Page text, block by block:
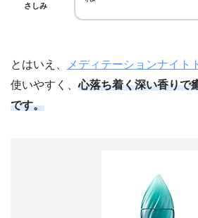
さしみ
とはいえ、 メディテーションナイト
使いやすく、心落ち着く深い香りで
です。